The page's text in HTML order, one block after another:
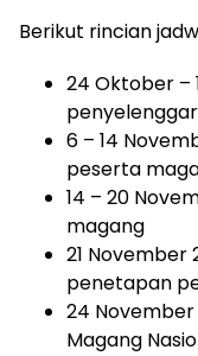
Berikut rincian
24 Oktober –
6 – 14
peserta
14 – 20
magang
21 November
penetapan
24
Magang